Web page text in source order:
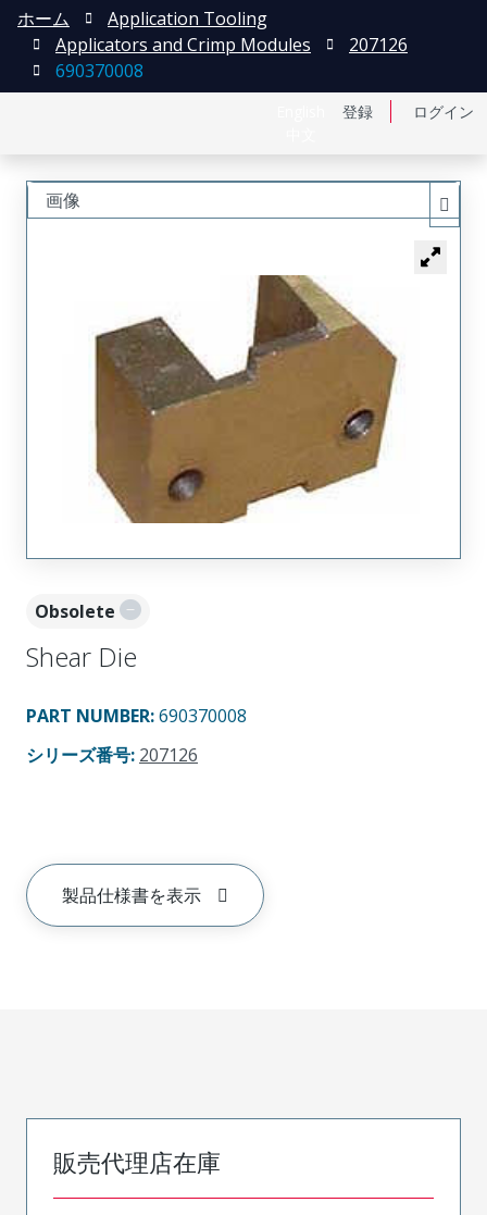
登録 ログイン
ホーム
Application Tooling
Applicators and Crimp Modules
207126
690370008
Obsolete
Shear Die
PART NUMBER:690370008
シリーズ番号: 207126
製品仕様書を表示
画像
販売代理店在庫